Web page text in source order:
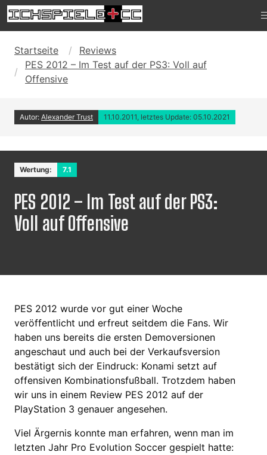
Startseite
Reviews
PES 2012 – Im Test auf der PS3: Voll auf
Offensive
Autor: Alexander Trust 11.10.2011, letztes Update: 05.10.2021
Wertung: 7.1
PES 2012 – Im Test auf der PS3:
Voll auf Offensive
PES 2012 wurde vor gut einer Woche
veröffentlicht und erfreut seitdem die Fans. Wir
haben uns bereits die ersten Demoversionen
angeschaut und auch bei der Verkaufsversion
bestätigt sich der Eindruck: Konami setzt auf
offensiven Kombinationsfußball. Trotzdem haben
wir uns in einem Review PES 2012 auf der
PlayStation 3 genauer angesehen.
Viel Ärgernis konnte man erfahren, wenn man im
letzten Jahr Pro Evolution Soccer gespielt hatte: